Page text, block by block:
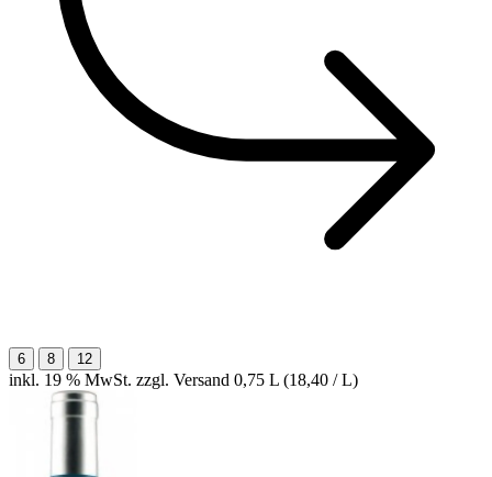
6 8 12
inkl. 19 % MwSt. zzgl. Versand 0,75 L (18,40 / L)